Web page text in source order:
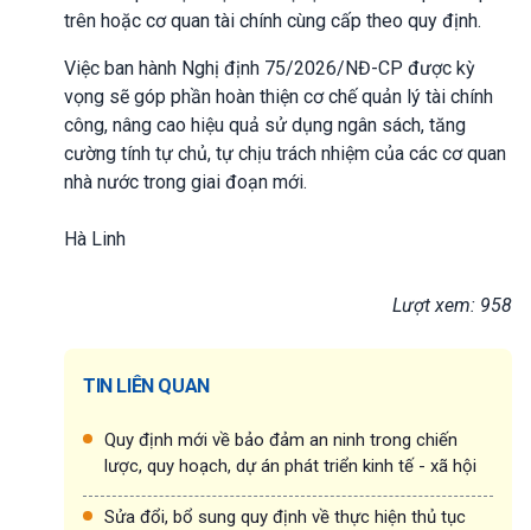
trên hoặc cơ quan tài chính cùng cấp theo quy định.
Việc ban hành Nghị định 75/2026/NĐ-CP được kỳ
vọng sẽ góp phần hoàn thiện cơ chế quản lý tài chính
công, nâng cao hiệu quả sử dụng ngân sách, tăng
cường tính tự chủ, tự chịu trách nhiệm của các cơ quan
nhà nước trong giai đoạn mới.
Hà Linh
Lượt xem: 958
TIN LIÊN QUAN
Quy định mới về bảo đảm an ninh trong chiến
lược, quy hoạch, dự án phát triển kinh tế - xã hội
Sửa đổi, bổ sung quy định về thực hiện thủ tục